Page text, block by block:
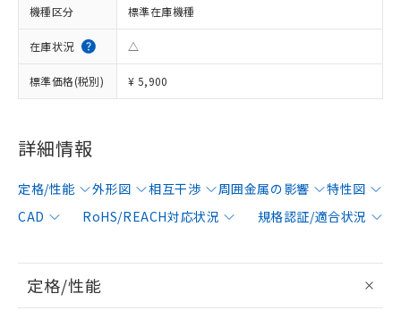
機種区分 標準在庫機種
在庫状況 △
標準価格(税別) ¥ 5,900
詳細情報
定格/性能 外形図 相互干渉 周囲金属の影響
特性図
CAD
RoHS/REACH対応状況 規格認証/適合状況
定格/性能